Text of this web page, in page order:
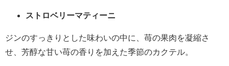
ストロベリーマティーニ
ジンのすっきりとした味わいの中に、苺の果肉を凝縮さ
せ、芳醇な甘い苺の香りを加えた季節のカクテル。